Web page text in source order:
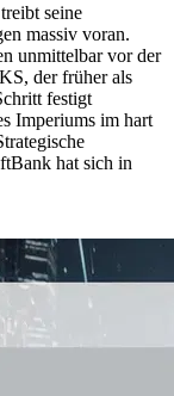
seine
massiv voran.
unmittelbar vor der
der früher als
festigt
Imperiums im hart
hat sich in